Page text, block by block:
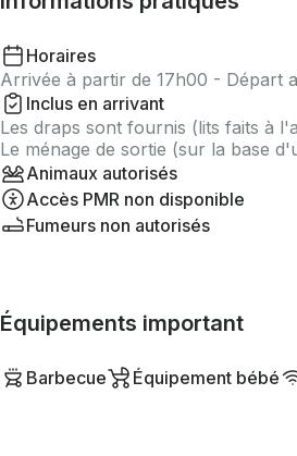
Horaires
Arrivée à partir de 17h00 - Départ
Inclus en arrivant
Les draps sont fournis (lits faits à
Le ménage de sortie (sur la base
Animaux autorisés
Accès PMR non disponible
Fumeurs non autorisés
Équipements important
Barbecue Équipement bébé